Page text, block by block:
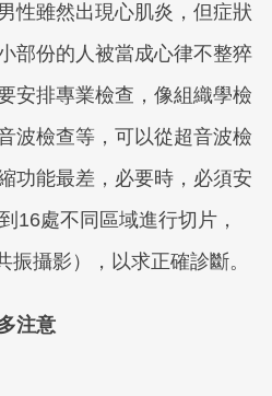
性雖然出現心肌炎，但症狀
部份的人被當成心律不整猝
安排專業檢查，像組織學檢
波檢查等，可以從超音波檢
功能最差，必要時，必須安
16處不同區域進行切片，
攝影），以求正確診斷。
注意